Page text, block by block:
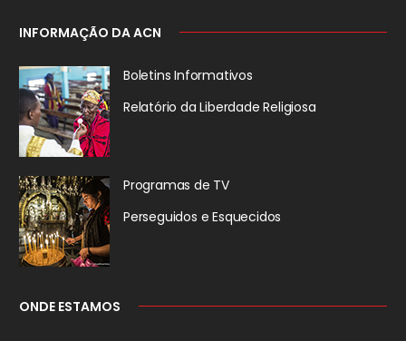
INFORMAÇÃO DA ACN
Boletins Informativos
Relatório da Liberdade Religiosa
Programas de TV
Perseguidos e Esquecidos
ONDE ESTAMOS